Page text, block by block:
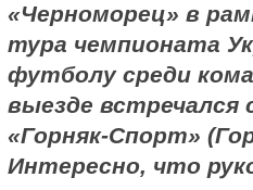
«Черноморец» в
тура чемпионата
футболу среди
выезде встречался
«Горняк-Спорт»
Интересно, что